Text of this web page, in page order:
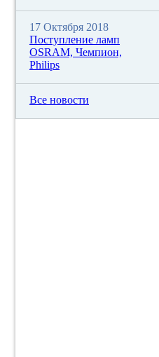
17 Октября 2018
Поступление ламп
OSRAM, Чемпион,
Philips
Все новости